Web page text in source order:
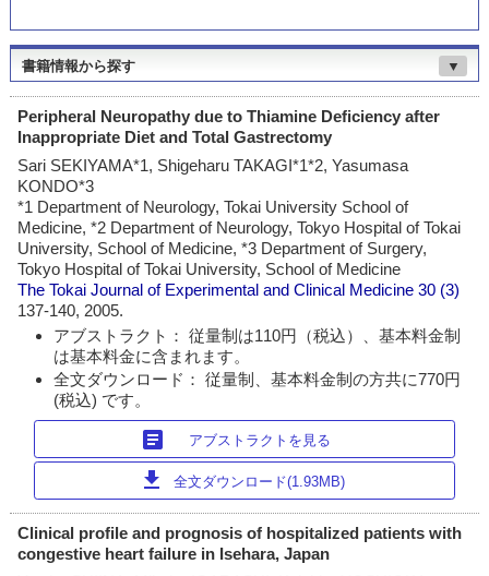
書籍情報から探す ▼
Peripheral Neuropathy due to Thiamine Deficiency after
Inappropriate Diet and Total Gastrectomy
Sari SEKIYAMA*1, Shigeharu TAKAGI*1*2, Yasumasa
KONDO*3
*1 Department of Neurology, Tokai University School of
Medicine, *2 Department of Neurology, Tokyo Hospital of Tokai
University, School of Medicine, *3 Department of Surgery,
Tokyo Hospital of Tokai University, School of Medicine
The Tokai Journal of Experimental and Clinical Medicine 30 (3)
137-140, 2005.
アブストラクト： 従量制は110円（税込）、基本料金制
は基本料金に含まれます。
全文ダウンロード： 従量制、基本料金制の方共に770円
(税込) です。
article アブストラクトを見る
download 全文ダウンロード(1.93MB)
Clinical profile and prognosis of hospitalized patients with
congestive heart failure in Isehara, Japan